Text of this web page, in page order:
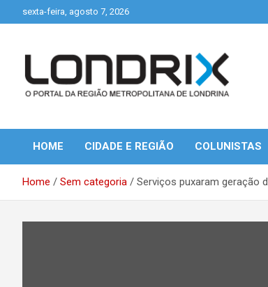
to
sexta-feira, agosto 7, 2026
Londrix
HOME CIDADE E REGIÃO COLUNISTAS
Home Sem categoria Serviços puxaram geração